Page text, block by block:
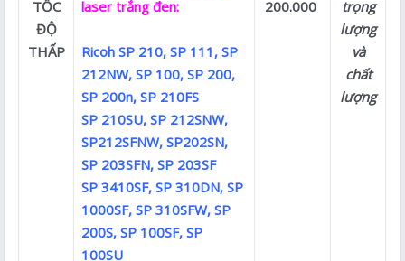
TỐC
ĐỘ
THẤP
laser trắng đen:
Ricoh SP 210, SP 111, SP
212NW, SP 100, SP 200,
SP 200n, SP 210FS
SP 210SU, SP 212SNW,
SP212SFNW, SP202SN,
SP 203SFN, SP 203SF
SP 3410SF, SP 310DN, SP
1000SF, SP 310SFW, SP
200S, SP 100SF, SP
100SU
200.000
trọng
lượng
và
chất
lượng